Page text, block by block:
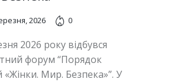
2026 0
2026 року відбувся
форум “Порядок
Мир. Безпека»”. У